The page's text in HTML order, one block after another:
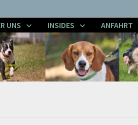
UNS INSIDES ANFAHRT